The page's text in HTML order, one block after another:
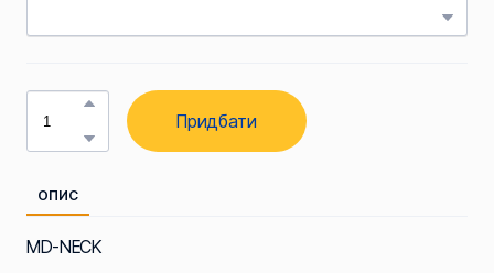
Придбати
ОПИС
MD-NECK